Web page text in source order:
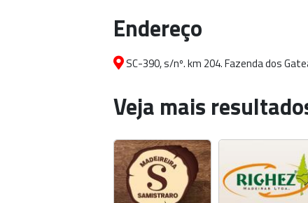
Endereço
SC-390, s/nº. km 204. Fazenda dos
Veja mais